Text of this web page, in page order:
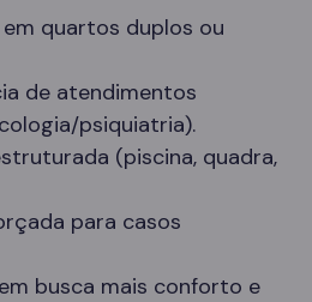
quartos duplos ou
de atendimentos
psiquiatria).
(piscina, quadra,
para casos
busca mais conforto e